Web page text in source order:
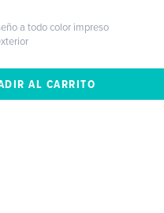
a todo color impreso